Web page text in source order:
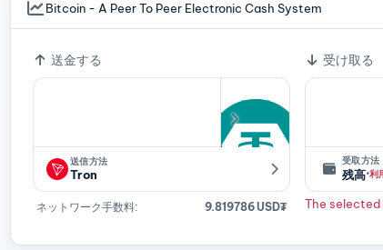
為替レート
Bitcoin - A Peer To Peer Electronic Cash System
送金する
送信方法
Tron
ネットワーク手数料: 9.819786 USD₮
受け取る
受取方法
残高·利
The selected